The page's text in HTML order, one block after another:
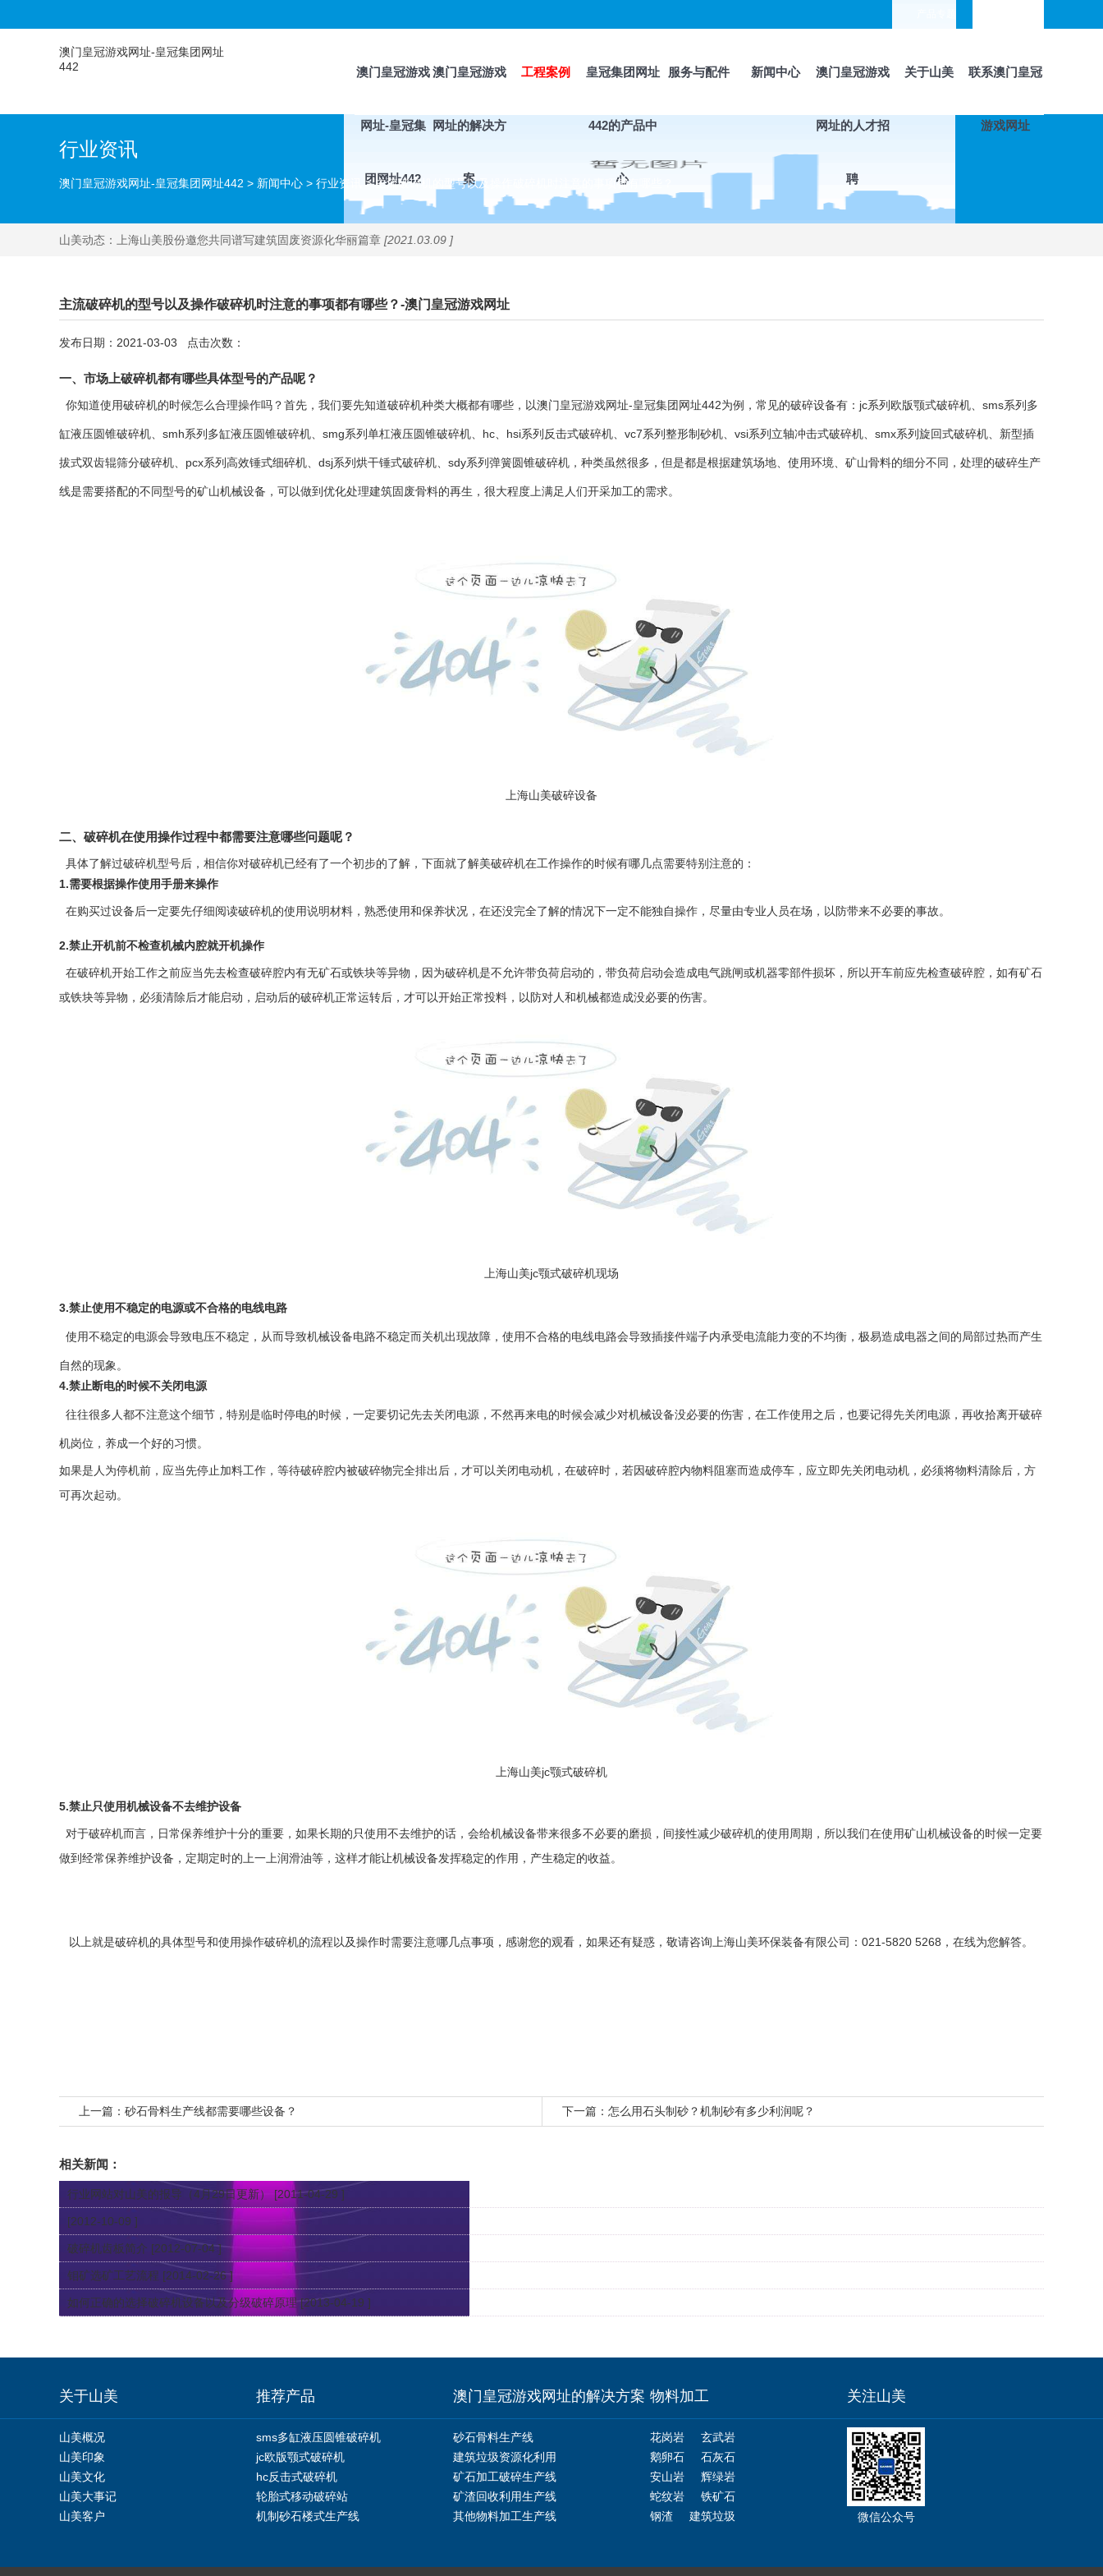
澳门皇冠游戏网址-皇冠集团网址
442
澳门皇冠游戏
网址-皇冠集
团网址442
澳门皇冠游戏
网址的解决方
案
工程案例 皇冠集团网址
442的产品中
心
服务与配件 新闻中心 澳门皇冠游戏
网址的人才招
聘
关于山美 联系澳门皇冠
游戏网址
行业资讯
澳门皇冠游戏网址-皇冠集团网址442 > 新闻中心 > 行业资讯 >主流破碎机的型号以及操作破碎机时注意的事项都有哪些？
山美动态： 上海山美股份邀您共同谱写建筑固废资源化华丽篇章 [2021.03.09 ]
主流破碎机的型号以及操作破碎机时注意的事项都有哪些？-澳门皇冠游戏网址
发布日期：2021-03-03 点击次数：
一、市场上破碎机都有哪些具体型号的产品呢？
你知道使用破碎机的时候怎么合理操作吗？首先，我们要先知道破碎机种类大概都有哪些，以澳门皇冠游戏网址-皇冠集团网址442为例，常见的破碎设备有：jc系列欧版颚式破碎机 、sms系列多
缸液压圆锥破碎机 、smh系列 多缸液压圆锥破碎机 、smg系列单杠液压圆锥破碎机、hc、hsi系列 反击式破碎机 、vc7系列整形制砂机 、vsi系列 立轴冲击式破碎机 、smx系列旋回式破碎机 、新型插
拔式双齿辊筛分破碎机、pcx系列高效锤式细碎机 、dsj系列烘干锤式破碎机 、sdy系列弹簧圆锥破碎机 ，种类虽然很多，但是都是根据建筑场地、使用环境、矿山骨料的细分不同，处理的破碎生产
线是需要搭配的不同型号的矿山机械设备，可以做到优化处理建筑固废骨料的再生，很大程度上满足人们开采加工的需求。
上海山美破碎设备
二、破碎机在使用操作过程中都需要注意哪些问题呢？
具体了解过破碎机型号后，相信你对破碎机已经有了一个初步的了解，下面就了解美破碎机在工作操作的时候有哪几点需要特别注意的：
1.需要根据操作使用手册来操作
在购买过设备后一定要先仔细阅读破碎机的使用说明材料，熟悉使用和保养状况，在还没完全了解的情况下一定不能独自操作，尽量由专业人员在场，以防带来不必要的事故。
2.禁止开机前不检查机械内腔就开机操作
在破碎机开始工作之前应当先去检查破碎腔内有无矿石或铁块等异物，因为破碎机是不允许带负荷启动的，带负荷启动会造成电气跳闸或机器零部件损坏，所以开车前应先检查破碎腔，如有矿石
或铁块等异物，必须清除后才能启动，启动后的破碎机正常运转后，才可以开始正常投料，以防对人和机械都造成没必要的伤害。
上海山美jc颚式破碎机现场
3.禁止使用不稳定的电源或不合格的电线电路
使用不稳定的电源会导致电压不稳定，从而导致机械设备电路不稳定而关机出现故障，使用不合格的电线电路会导致插接件端子内承受电流能力变的不均衡，极易造成电器之间的局部过热而产生
自然的现象。
4.禁止断电的时候不关闭电源
往往很多人都不注意这个细节，特别是临时停电的时候，一定要切记先去关闭电源，不然再来电的时候会减少对机械设备没必要的伤害，在工作使用之后，也要记得先关闭电源，再收拾离开破碎
机岗位，养成一个好的习惯。
如果是人为停机前，应当先停止加料工作，等待破碎腔内被破碎物完全排出后，才可以关闭电动机，在破碎时，若因破碎腔内物料阻塞而造成停车，应立即先关闭电动机，必须将物料清除后，方
可再次起动。
上海山美jc颚式破碎机
5.禁止只使用机械设备不去维护设备
对于破碎机而言，日常保养维护十分的重要，如果长期的只使用不去维护的话，会给机械设备带来很多不必要的磨损，间接性减少破碎机的使用周期，所以我们在使用矿山机械设备的时候一定要
做到经常保养维护设备，定期定时的上一上润滑油等，这样才能让机械设备发挥稳定的作用，产生稳定的收益。
以上就是破碎机的具体型号和使用操作破碎机的流程以及操作时需要注意哪几点事项，感谢您的观看，如果还有疑惑，敬请咨询上海山美环保装备有限公司：021-5820 5268，在线为您解答。
上一篇： 砂石骨料生产线都需要哪些设备？ 下一篇： 怎么用石头制砂？机制砂有多少利润呢？
相关新闻：
行业网站对山美的报导（4月29日更新） [2011-04-29 ]
[2012-10-09 ]
破碎机齿板简介 [2012-07-04 ]
钼矿选矿工艺流程 [2014-02-26 ]
如何正确的选择破碎机设备以及分级破碎原理 [2013-04-19 ]
关于山美 推荐产品 澳门皇冠游戏网址的解决方案 物料加工 关注山美
山美概况
山美印象
山美文化
山美大事记
山美客户
sms多缸液压圆锥破碎机
jc欧版颚式破碎机
hc反击式破碎机
轮胎式移动破碎站
机制砂石楼式生产线
砂石骨料生产线
建筑垃圾资源化利用
矿石加工破碎生产线
矿渣回收利用生产线
其他物料加工生产线
花岗岩
玄武岩
鹅卵石
石灰石
安山岩
辉绿岩
蛇纹岩
铁矿石
钢渣
建筑垃圾 微信公众号